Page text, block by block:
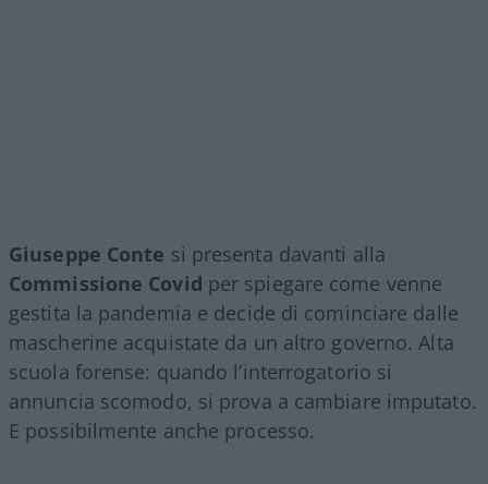
Giuseppe Conte si presenta davanti alla
Commissione Covid per spiegare come venne
gestita la pandemia e decide di cominciare dalle
mascherine acquistate da un altro governo. Alta
scuola forense: quando l’interrogatorio si
annuncia scomodo, si prova a cambiare imputato.
E possibilmente anche processo.